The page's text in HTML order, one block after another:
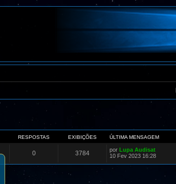
RESPOSTAS EXIBIÇÕES ÚLTIMA MENSAGEM
0 3784 por Lupa Audisat
10 Fev 2023 16:28